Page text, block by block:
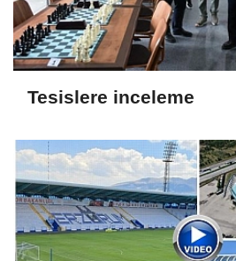
Tesislere inceleme